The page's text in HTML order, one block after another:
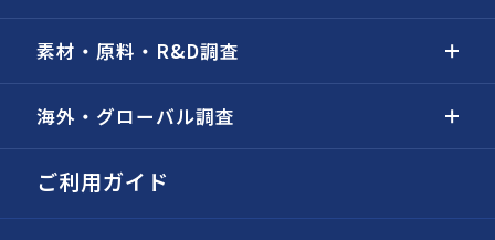
素材・原料・R&D調査
海外・グローバル調査
ご利用ガイド